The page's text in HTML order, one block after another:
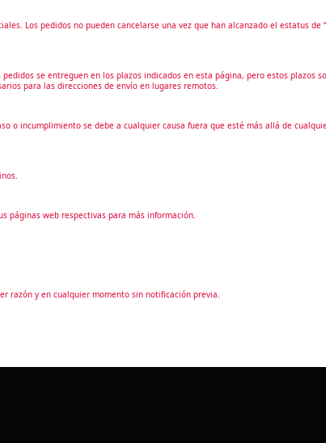
Los pedidos no pueden cancelarse una vez que han alcanzado el estatus de
se entreguen en los plazos indicados en esta página, pero estos plazos
para las direcciones de envío en lugares remotos.
o incumplimiento se debe a cualquier causa fuera que esté más allá de
páginas web respectivas para más información.
razón y en cualquier momento sin notificación previa.